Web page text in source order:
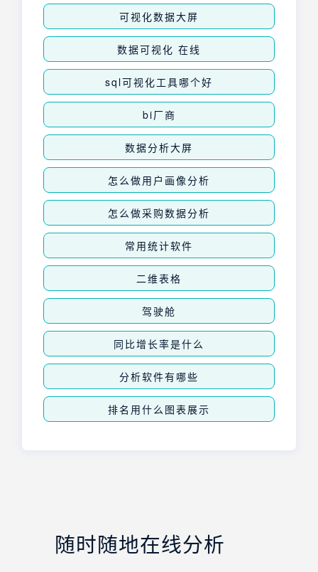
可视化数据大屏
数据可视化 在线
sql可视化工具哪个好
bi厂商
数据分析大屏
怎么做用户画像分析
怎么做采购数据分析
常用统计软件
二维表格
驾驶舱
同比增长率是什么
分析软件有哪些
排名用什么图表展示
随时随地在线分析